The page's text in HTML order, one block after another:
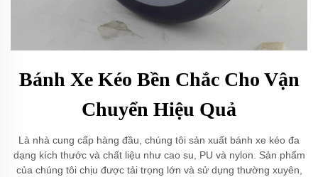
Bánh Xe Kéo Bền Chắc Cho Vận
Chuyển Hiệu Quả
Là nhà cung cấp hàng đầu, chúng tôi sản xuất bánh xe kéo đa
dạng kích thước và chất liệu như cao su, PU và nylon. Sản phẩm
của chúng tôi chịu được tải trọng lớn và sử dụng thường xuyên,